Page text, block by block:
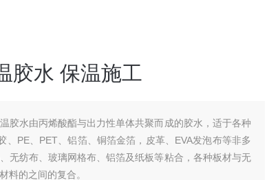
胶水 保温施工
胶水由丙烯酸酯与出力性单体共聚而成的胶水，适于各种
、PE、PET、铝箔、铜箔金箔，皮革、EVA发泡布等非多
无纺布、玻璃网格布、铝箔及纸板等粘合，各种板材与无
料的之间的复合。